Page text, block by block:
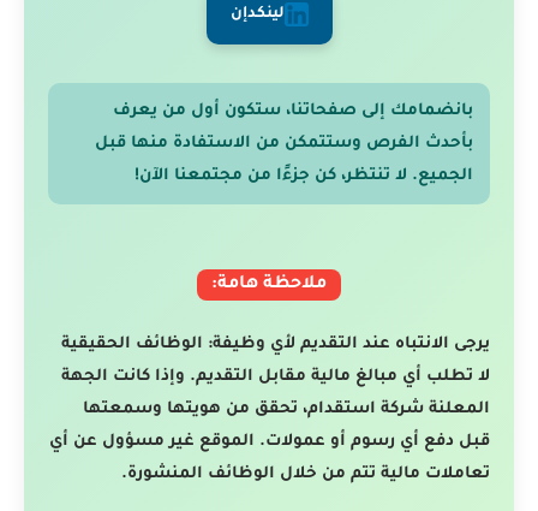
لينكدإن
بانضمامك إلى صفحاتنا، ستكون أول من يعرف
بأحدث الفرص وستتمكن من الاستفادة منها قبل
الجميع. لا تنتظر، كن جزءًا من مجتمعنا الآن!
ملاحظة هامة:
يرجى الانتباه عند التقديم لأي وظيفة: الوظائف الحقيقية
لا تطلب أي مبالغ مالية مقابل التقديم. وإذا كانت الجهة
المعلنة شركة استقدام، تحقق من هويتها وسمعتها
قبل دفع أي رسوم أو عمولات. الموقع غير مسؤول عن أي
تعاملات مالية تتم من خلال الوظائف المنشورة.